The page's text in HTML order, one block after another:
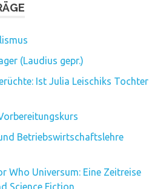
(Laudius gepr.)
Ist Julia Leischiks Tochter
Betriebswirtschaftslehre
Who Universum: Eine Zeitreise
Science Fiction